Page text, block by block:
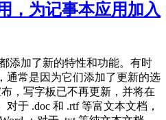
，为记事本应用加入
添加了新的特性和功能。有时
通常是因为它们添加了更新的选
，写字板已不再更新，并将在
于 .doc 和 .rtf 等富文本文档，